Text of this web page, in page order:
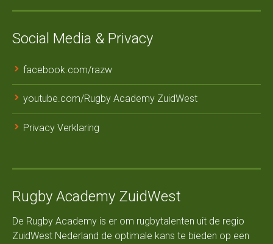
Social Media & Privacy
facebook.com/razw
youtube.com/Rugby Academy ZuidWest
Privacy Verklaring
Rugby Academy ZuidWest
De Rugby Academy is er om rugbytalenten uit de regio
ZuidWest Nederland de optimale kans te bieden op een